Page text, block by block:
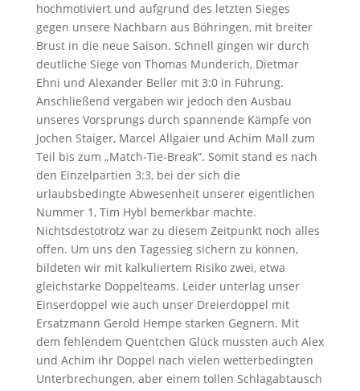
hochmotiviert und aufgrund des letzten Sieges
gegen unsere Nachbarn aus Böhringen, mit breiter
Brust in die neue Saison. Schnell gingen wir durch
deutliche Siege von Thomas Munderich, Dietmar
Ehni und Alexander Beller mit 3:0 in Führung.
Anschließend vergaben wir jedoch den Ausbau
unseres Vorsprungs durch spannende Kämpfe von
Jochen Staiger, Marcel Allgaier und Achim Mall zum
Teil bis zum „Match-Tie-Break“. Somit stand es nach
den Einzelpartien 3:3, bei der sich die
urlaubsbedingte Abwesenheit unserer eigentlichen
Nummer 1, Tim Hybl bemerkbar machte.
Nichtsdestotrotz war zu diesem Zeitpunkt noch alles
offen. Um uns den Tagessieg sichern zu können,
bildeten wir mit kalkuliertem Risiko zwei, etwa
gleichstarke Doppelteams. Leider unterlag unser
Einserdoppel wie auch unser Dreierdoppel mit
Ersatzmann Gerold Hempe starken Gegnern. Mit
dem fehlendem Quentchen Glück mussten auch Alex
und Achim ihr Doppel nach vielen wetterbedingten
Unterbrechungen, aber einem tollen Schlagabtausch